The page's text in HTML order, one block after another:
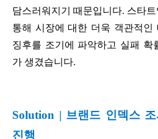
담스러워지기 때문입니다. 스타
통해 시장에 대한 더욱 객관적인
징후를 조기에 파악하고 실패 확
가 생겼습니다.
Solution | 브랜드 인덱스
진행